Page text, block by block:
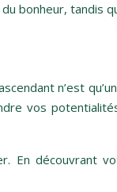
bonheur, tandis
n’est
vos
En découvrant